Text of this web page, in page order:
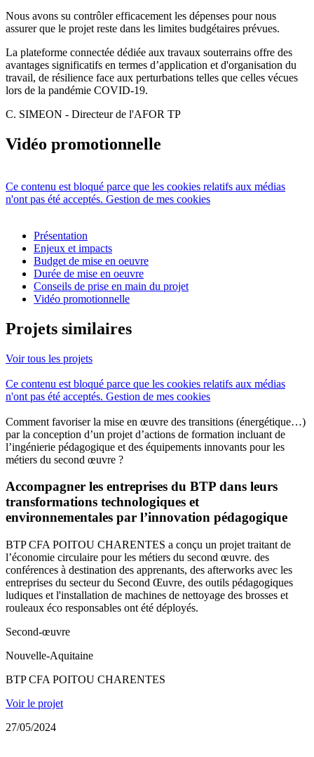
Nous avons su contrôler efficacement les dépenses pour nous
assurer que le projet reste dans les limites budgétaires prévues.
La plateforme connectée dédiée aux travaux souterrains offre des
avantages significatifs en termes d’application et d'organisation du
travail, de résilience face aux perturbations telles que celles vécues
lors de la pandémie COVID-19.
C. SIMEON - Directeur de l'AFOR TP
Vidéo promotionnelle
Ce contenu est bloqué parce que les cookies relatifs aux médias
n'ont pas été acceptés. Gestion de mes cookies
Présentation
Enjeux et impacts
Budget de mise en oeuvre
Durée de mise en oeuvre
Conseils de prise en main du projet
Vidéo promotionnelle
Projets similaires
Voir tous les projets
Ce contenu est bloqué parce que les cookies relatifs aux médias
n'ont pas été acceptés. Gestion de mes cookies
Comment favoriser la mise en œuvre des transitions (énergétique…)
par la conception d’un projet d’actions de formation incluant de
l’ingénierie pédagogique et des équipements innovants pour les
métiers du second œuvre ?
Accompagner les entreprises du BTP dans leurs
transformations technologiques et
environnementales par l’innovation pédagogique
BTP CFA POITOU CHARENTES a conçu un projet traitant de
l’économie circulaire pour les métiers du second œuvre. des
conférences à destination des apprenants, des afterworks avec les
entreprises du secteur du Second Œuvre, des outils pédagogiques
ludiques et l'installation de machines de nettoyage des brosses et
rouleaux éco responsables ont été déployés.
Second-œuvre
Nouvelle-Aquitaine
BTP CFA POITOU CHARENTES
Voir le projet
27/05/2024